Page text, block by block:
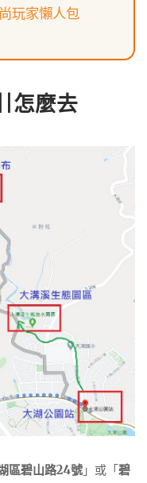
玩家懶人包
怎麼去
區碧山路24號 」或「 碧